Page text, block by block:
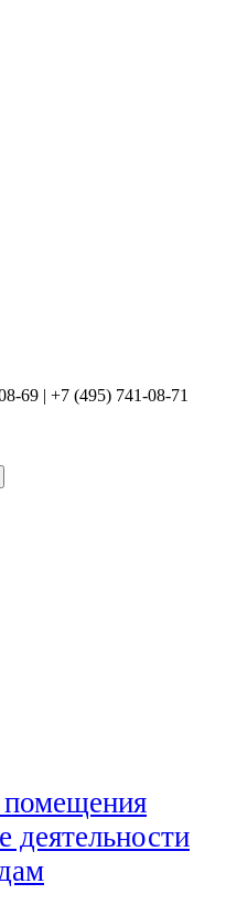
69 | +7 (495) 741-08-71
деятельности